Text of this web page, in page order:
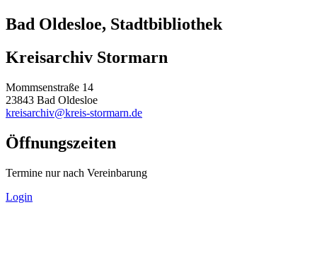
Bad Oldesloe, Stadtbibliothek
Kreisarchiv Stormarn
Mommsenstraße 14
23843 Bad Oldesloe
kreisarchiv@kreis-stormarn.de
Öffnungszeiten
Termine nur nach Vereinbarung
Login